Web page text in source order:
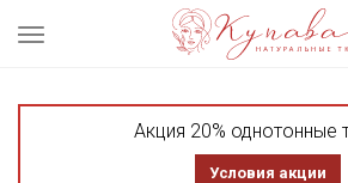
Акция 20% однотонные
Условия акции